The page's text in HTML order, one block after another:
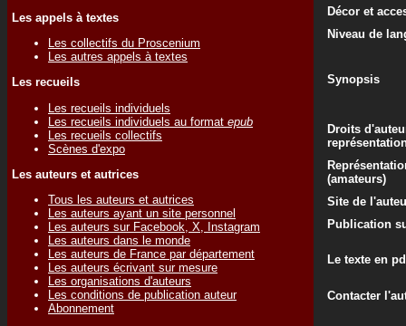
Les appels à textes
Les collectifs du Proscenium
Les autres appels à textes
Les recueils
Les recueils individuels
Les recueils individuels au format epub
Les recueils collectifs
Scènes d'expo
Les auteurs et autrices
Tous les auteurs et autrices
Les auteurs ayant un site personnel
Les auteurs sur Facebook, X, Instagram
Les auteurs dans le monde
Les auteurs de France par département
Les auteurs écrivant sur mesure
Les organisations d'auteurs
Les conditions de publication auteur
Abonnement
Décor et
Niveau de
Synopsis
Droits
(amateurs)
Site de
Publication
Le texte en
Contacter